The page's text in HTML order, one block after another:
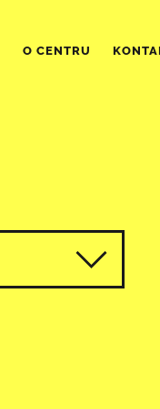
O CENTRU